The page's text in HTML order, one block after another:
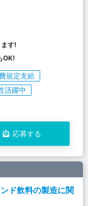
す!
OK!
規定支給
活躍中
応募する
ド飲料の製造に関